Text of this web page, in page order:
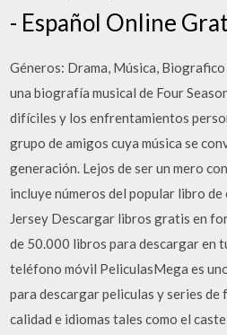
- Español Online
Géneros: Drama, Música,
una biografía musical de Four
difíciles y los enfrentamientos
grupo de amigos cuya música se
generación. Lejos de ser un mero
incluye números del popular libro de
Jersey Descargar libros gratis en
de 50.000 libros para descargar en
teléfono móvil PeliculasMega es
para descargar peliculas y series
calidad e idiomas tales como el